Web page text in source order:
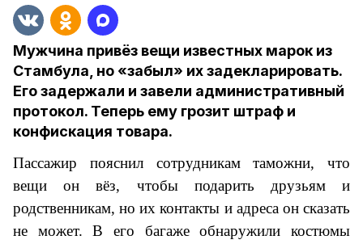
Мужчина привёз вещи известных марок из
Стамбула, но «забыл» их задекларировать.
Его задержали и завели административный
протокол. Теперь ему грозит штраф и
конфискация товара.
Пассажир пояснил сотрудникам таможни, что
вещи он вёз, чтобы подарить друзьям и
родственникам, но их контакты и адреса он сказать
не может. В его багаже обнаружили костюмы